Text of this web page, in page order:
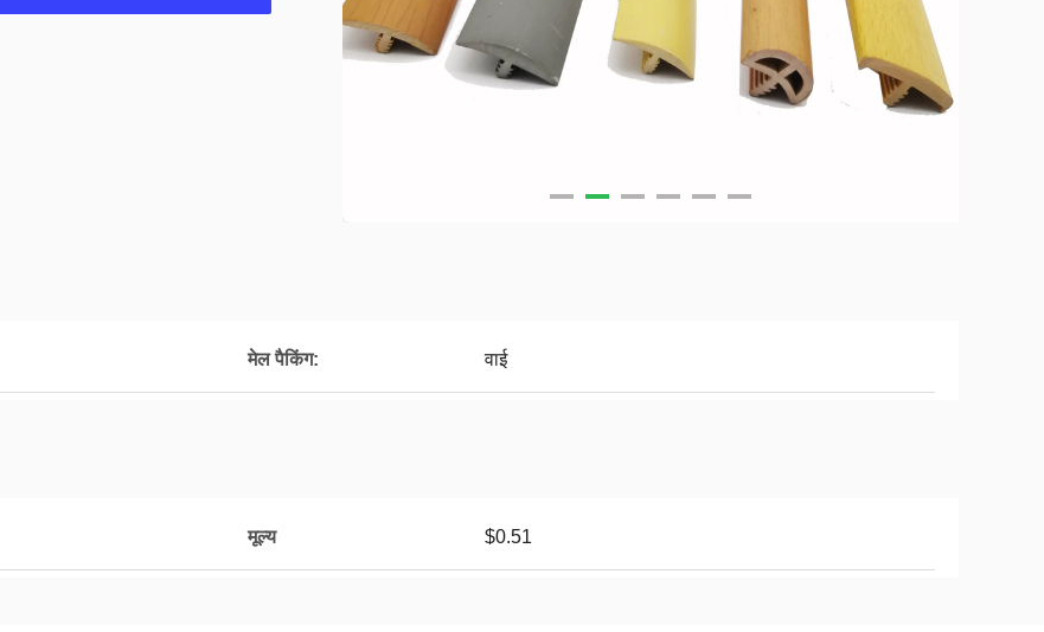
मेल पैकिंग: वाई
मूल्य $0.51